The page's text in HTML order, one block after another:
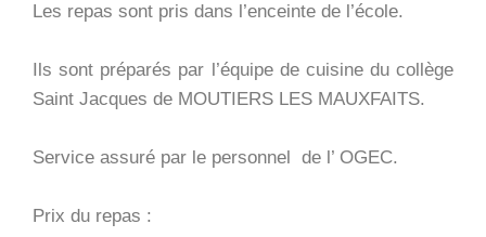
Les repas sont pris dans l’enceinte de l’école.
Ils sont préparés par l’équipe de cuisine du collège
Saint Jacques de MOUTIERS LES MAUXFAITS.
Service assuré par le personnel de l’ OGEC.
Prix du repas :